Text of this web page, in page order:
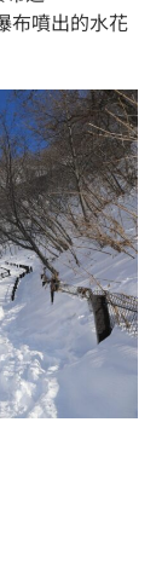
布噴出的水花